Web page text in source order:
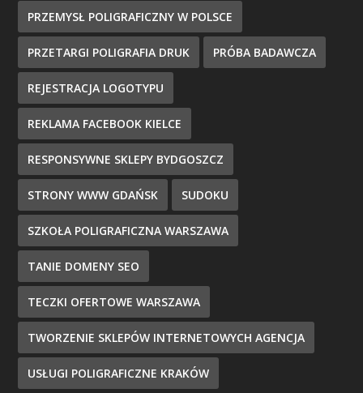
PRZEMYSŁ POLIGRAFICZNY W POLSCE
PRZETARGI POLIGRAFIA DRUK PRÓBA BADAWCZA
REJESTRACJA LOGOTYPU
REKLAMA FACEBOOK KIELCE
RESPONSYWNE SKLEPY BYDGOSZCZ
STRONY WWW GDAŃSK SUDOKU
SZKOŁA POLIGRAFICZNA WARSZAWA
TANIE DOMENY SEO
TECZKI OFERTOWE WARSZAWA
TWORZENIE SKLEPÓW INTERNETOWYCH AGENCJA
USŁUGI POLIGRAFICZNE KRAKÓW